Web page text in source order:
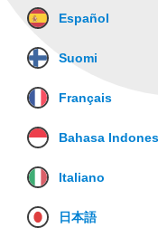
Español
Suomi
Français
Bahasa
Italiano
日本語